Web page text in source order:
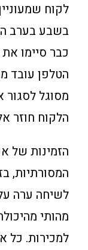
לקוח
בשבע בערב
כבר סיימו
הטלפן עובד
מסוגל
הלקוח חוזר
הזמינות של
המסורתיות,
לשיחה ערה
מהותי
למכירות. כל